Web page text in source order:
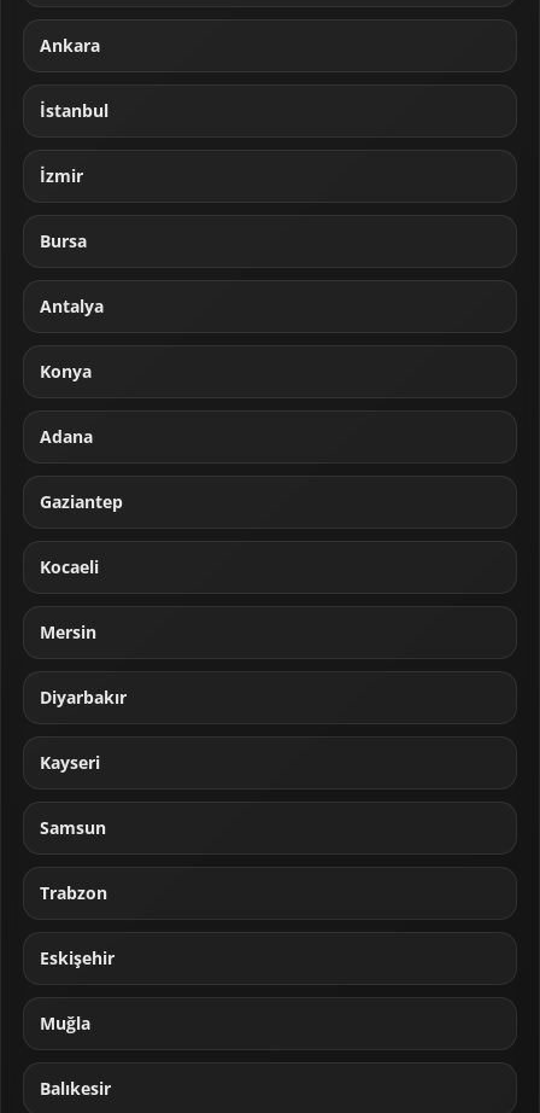
Ankara
İstanbul
İzmir
Bursa
Antalya
Konya
Adana
Gaziantep
Kocaeli
Mersin
Diyarbakır
Kayseri
Samsun
Trabzon
Eskişehir
Muğla
Balıkesir